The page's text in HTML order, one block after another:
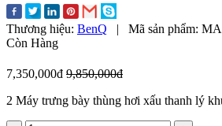
Thương hiệu: BenQ | Mã sản phẩm:
Còn Hàng
7,350,000đ 9,850,000đ
2 Máy trưng bày thùng hơi xấu thanh lý